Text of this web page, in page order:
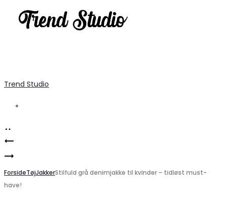
Trend Studio
Product
navigation
Chateau
bukser
Vero
Moda
VMREGINA
ForsideTøjJakkerStilfuld grå denimjakke til kvinder – tidløst must-
have!